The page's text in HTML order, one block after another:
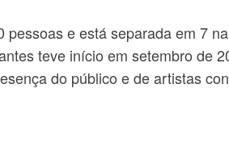
e está separada em 7
teve início em setembro de
do público e de artistas